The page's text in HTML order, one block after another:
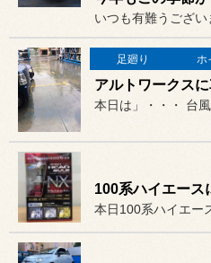
足廻り ホ
アルトワークス
100系ハイエース